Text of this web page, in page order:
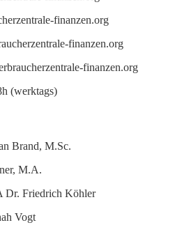
finanzen.org
finanzen.org
finanzen.org
(werktags)
Brand, M.Sc.
M.A.
Dr. Friedrich Köhler
Vogt